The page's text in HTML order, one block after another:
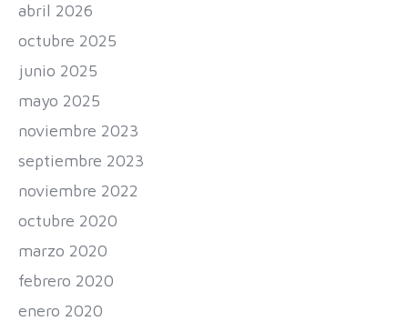
abril 2026
octubre 2025
junio 2025
mayo 2025
noviembre 2023
septiembre 2023
noviembre 2022
octubre 2020
marzo 2020
febrero 2020
enero 2020